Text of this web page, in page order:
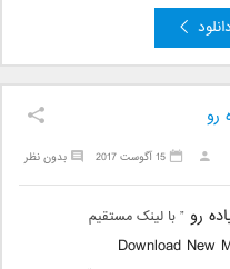
رو
بدون نظر 15 آگوست 2017
رو” با لینک مستقیم
Download New